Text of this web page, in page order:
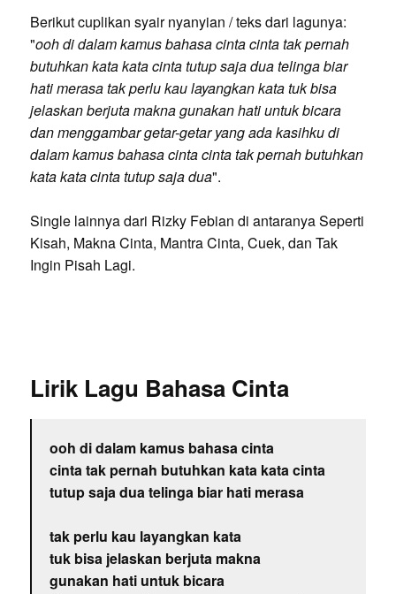
Berikut cuplikan syair nyanyian / teks dari lagunya:
"ooh di dalam kamus bahasa cinta cinta tak pernah
butuhkan kata kata cinta tutup saja dua telinga biar
hati merasa tak perlu kau layangkan kata tuk bisa
jelaskan berjuta makna gunakan hati untuk bicara
dan menggambar getar-getar yang ada kasihku di
dalam kamus bahasa cinta cinta tak pernah butuhkan
kata kata cinta tutup saja dua".
Single lainnya dari Rizky Febian di antaranya Seperti
Kisah, Makna Cinta, Mantra Cinta, Cuek, dan Tak
Ingin Pisah Lagi.
Lirik Lagu Bahasa Cinta
ooh di dalam kamus bahasa cinta
cinta tak pernah butuhkan kata kata cinta
tutup saja dua telinga biar hati merasa
tak perlu kau layangkan kata
tuk bisa jelaskan berjuta makna
gunakan hati untuk bicara